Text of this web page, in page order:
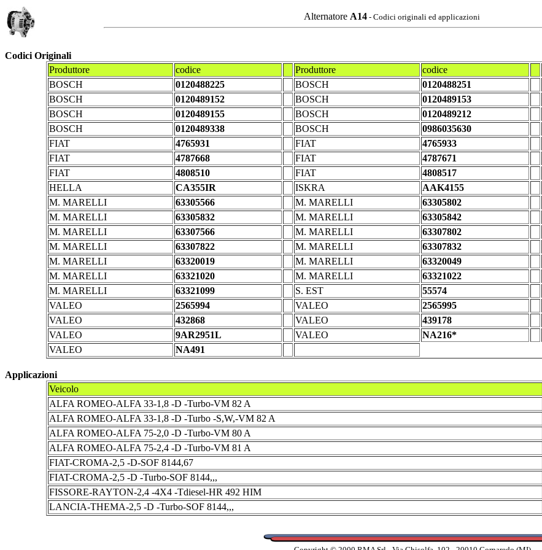
Alternatore A14- Codici originali ed applicazioni
Codici Originali
Produttore
codice Produttore codice
BOSCH
0120488225 BOSCH 0120488251
BOSCH
0120489152 BOSCH 0120489153
BOSCH
0120489155 BOSCH 0120489212
BOSCH
0120489338 BOSCH 0986035630
FIAT
4765931 FIAT 4765933
FIAT
4787668 FIAT 4787671
FIAT
4808510 FIAT 4808517
HELLA
CA355IR ISKRA AAK4155
M. MARELLI
63305566 M. MARELLI 63305802
M. MARELLI
63305832 M. MARELLI 63305842
M. MARELLI
63307566 M. MARELLI 63307802
M. MARELLI
63307822 M. MARELLI 63307832
M. MARELLI
63320019 M. MARELLI 63320049
M. MARELLI
63321020 M. MARELLI 63321022
M. MARELLI
63321099 S. EST 55574
VALEO
2565994 VALEO 2565995
VALEO
432868 VALEO 439178
VALEO
9AR2951L VALEO NA216*
VALEO
NA491
Applicazioni
Veicolo
ALFA ROMEO-ALFA 33-1,8 -D -Turbo-VM 82 A
ALFA ROMEO-ALFA 33-1,8 -D -Turbo -S,W,-VM 82 A
ALFA ROMEO-ALFA 75-2,0 -D -Turbo-VM 80 A
ALFA ROMEO-ALFA 75-2,4 -D -Turbo-VM 81 A
FIAT-CROMA-2,5 -D-SOF 8144,67
FIAT-CROMA-2,5 -D -Turbo-SOF 8144,,,
FISSORE-RAYTON-2,4 -4X4 -Tdiesel-HR 492 HIM
LANCIA-THEMA-2,5 -D -Turbo-SOF 8144,,,